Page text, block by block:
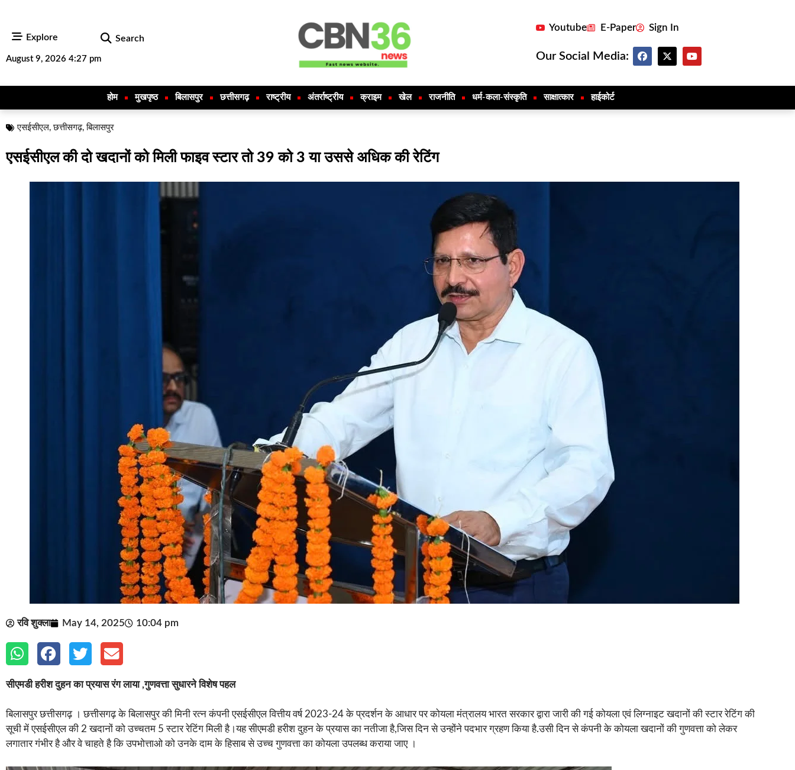
Explore Search
August 9, 2026 4:27 pm
Youtube E-Paper Sign In
Our Social Media:
होम मुखपृष्ठ बिलासपुर छत्तीसगढ़ राष्ट्रीय अंतर्राष्ट्रीय क्राइम खेल राजनीति धर्म-कला-संस्कृति साक्षात्कार हाईकोर्ट
एसईसीएल,छत्तीसगढ़,बिलासपुर
एसईसीएल की दो खदानों को मिली फाइव स्टार तो 39 को 3 या उससे अधिक की रेटिंग
रवि शुक्ला May 14, 2025 10:04 pm
सीएमडी हरीश दुहन का प्रयास रंग लाया ,गुणवत्ता सुधारने विशेष पहल
बिलासपुर छत्तीसगढ़ । छत्तीसगढ़ के बिलासपुर की मिनी रत्न कंपनी एसईसीएल वित्तीय वर्ष 2023-24 के प्रदर्शन के आधार पर कोयला मंत्रालय भारत सरकार द्वारा जारी की गई कोयला एवं लिग्नाइट खदानों की स्टार रेटिंग की
सूची में एसईसीएल की 2 खदानों को उच्चतम 5 स्टार रेटिंग मिली है।यह सीएमडी हरीश दुहन के प्रयास का नतीजा है,जिस दिन से उन्होंने पदभार ग्रहण किया है.उसी दिन से कंपनी के कोयला खदानों की गुणवत्ता को लेकर
लगातार गंभीर है और वे चाहते है कि उपभोत्ताओ को उनके दाम के हिसाब से उच्च गुणवत्ता का कोयला उपलब्ध कराया जाए ।